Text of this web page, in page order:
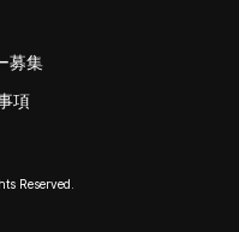
募集
項
Reserved.